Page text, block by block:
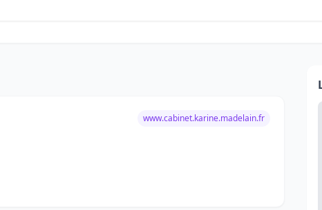
www.cabinet.karine.madelain.fr